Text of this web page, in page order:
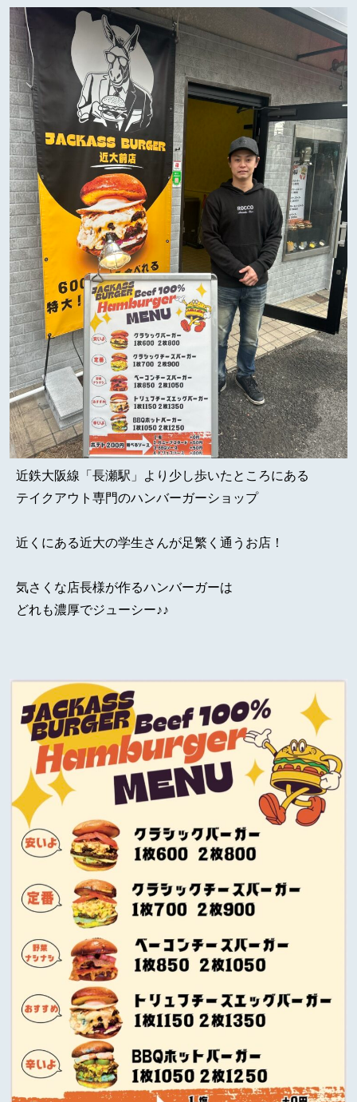
近鉄大阪線「長瀬駅」より少し歩いたところにある
テイクアウト専門のハンバーガーショップ
近くにある近大の学生さんが足繁く通うお店！
気さくな店長様が作るハンバーガーは
どれも濃厚でジューシー♪♪